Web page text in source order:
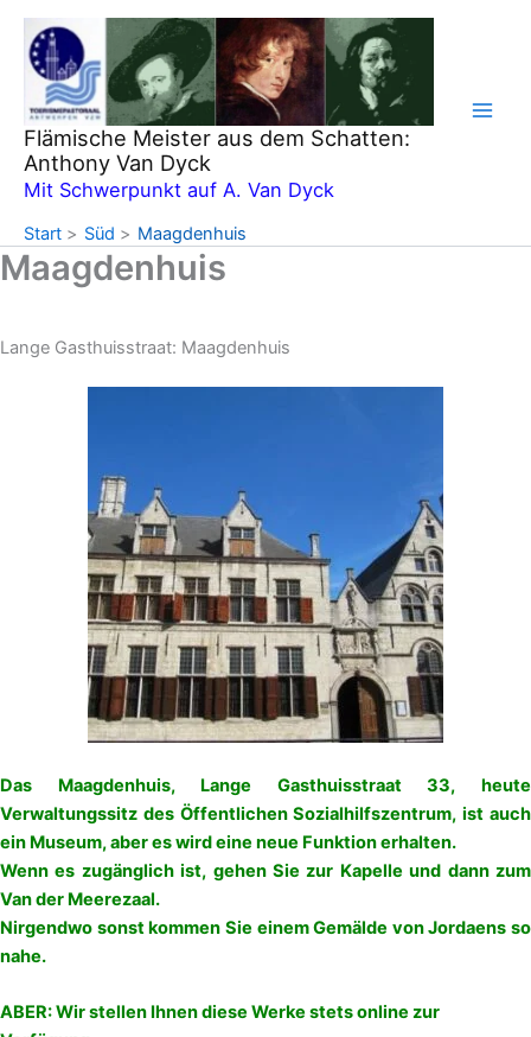
Zum
Inhalt
springen
Flämische Meister aus dem Schatten:
Anthony Van Dyck
Mit Schwerpunkt auf A. Van Dyck
Start Süd Maagdenhuis
Maagdenhuis
Lange Gasthuisstraat: Maagdenhuis
Das Maagdenhuis, Lange Gasthuisstraat 33, heute
Verwaltungssitz des Öffentlichen Sozialhilfszentrum, ist auch
ein Museum, aber es wird eine neue Funktion erhalten.
Wenn es zugänglich ist, gehen Sie zur Kapelle und dann zum
Van der Meerezaal.
Nirgendwo sonst kommen Sie einem Gemälde von Jordaens so
nahe.
ABER: Wir stellen Ihnen diese Werke stets online zur